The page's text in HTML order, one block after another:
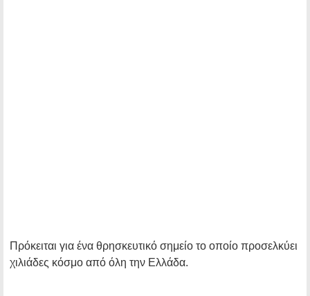
Πρόκειται για ένα θρησκευτικό σημείο το οποίο προσελκύει
χιλιάδες κόσμο από όλη την Ελλάδα.